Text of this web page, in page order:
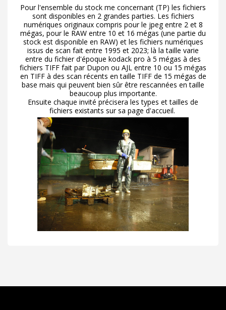
Pour l'ensemble du stock me concernant (TP) les fichiers
sont disponibles en 2 grandes parties. Les fichiers
numériques originaux compris pour le jpeg entre 2 et 8
mégas, pour le RAW entre 10 et 16 mégas (une partie du
stock est disponible en RAW) et les fichiers numériques
issus de scan fait entre 1995 et 2023; là la taille varie
entre du fichier d'époque kodack pro à 5 mégas à des
fichiers TIFF fait par Dupon ou AJL entre 10 ou 15 mégas
en TIFF à des scan récents en taille TIFF de 15 mégas de
base mais qui peuvent bien sûr être rescannées en taille
beaucoup plus importante.
Ensuite chaque invité précisera les types et tailles de
fichiers existants sur sa page d'accueil.